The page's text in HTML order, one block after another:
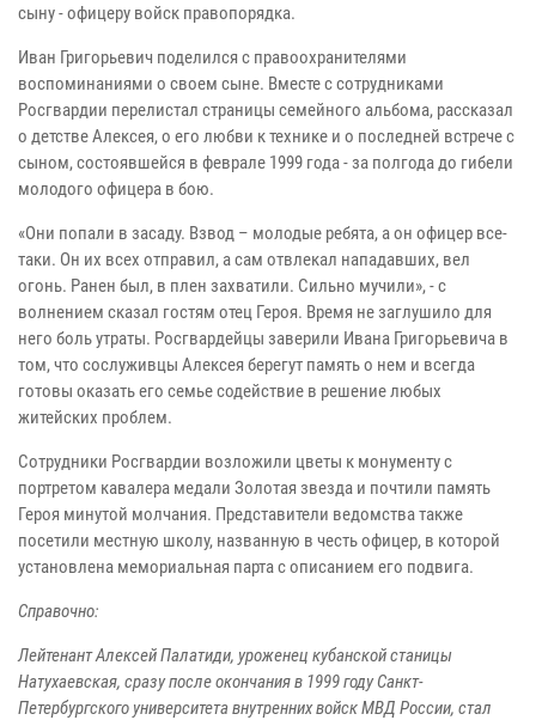
сыну - офицеру войск правопорядка.
Иван Григорьевич поделился с правоохранителями
воспоминаниями о своем сыне. Вместе с сотрудниками
Росгвардии перелистал страницы семейного альбома, рассказал
о детстве Алексея, о его любви к технике и о последней встрече с
сыном, состоявшейся в феврале 1999 года - за полгода до гибели
молодого офицера в бою.
«Они попали в засаду. Взвод – молодые ребята, а он офицер все-
таки. Он их всех отправил, а сам отвлекал нападавших, вел
огонь. Ранен был, в плен захватили. Сильно мучили», - с
волнением сказал гостям отец Героя. Время не заглушило для
него боль утраты. Росгвардейцы заверили Ивана Григорьевича в
том, что сослуживцы Алексея берегут память о нем и всегда
готовы оказать его семье содействие в решение любых
житейских проблем.
Сотрудники Росгвардии возложили цветы к монументу с
портретом кавалера медали Золотая звезда и почтили память
Героя минутой молчания. Представители ведомства также
посетили местную школу, названную в честь офицер, в которой
установлена мемориальная парта с описанием его подвига.
Справочно:
Лейтенант Алексей Палатиди, уроженец кубанской станицы
Натухаевская, сразу после окончания в 1999 году Санкт-
Петербургского университета внутренних войск МВД России, стал